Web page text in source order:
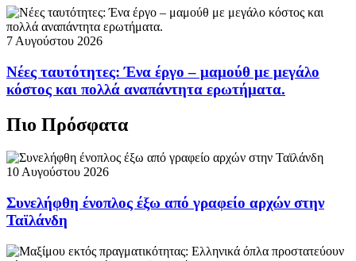
7 Αυγούστου 2026
Νέες ταυτότητες: Ένα έργο – μαμούθ με μεγάλο
κόστος και πολλά αναπάντητα ερωτήματα.
Πιο Πρόσφατα
10 Αυγούστου 2026
Συνελήφθη ένοπλος έξω από γραφείο αρχών στην
Ταϊλάνδη